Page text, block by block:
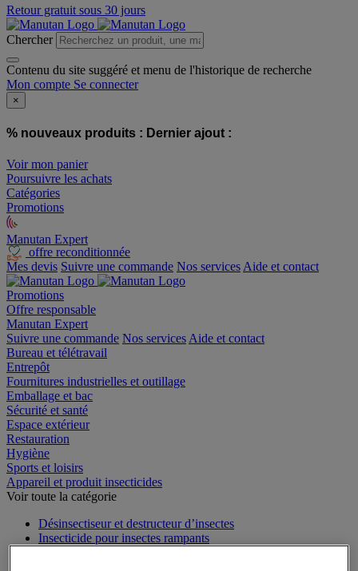
Retour gratuit sous 30 jours
Chercher
Contenu du site suggéré et menu de l'historique de recherche
Mon compte Se connecter
×
% nouveaux produits : Dernier ajout :
Voir mon panier
Poursuivre les achats
Catégories
Promotions
Manutan Expert
offre reconditionnée
Mes devis Suivre une commande Nos services Aide et contact
Promotions
Offre responsable
Manutan Expert
Suivre une commande Nos services Aide et contact
Bureau et télétravail
Entrepôt
Fournitures industrielles et outillage
Emballage et bac
Sécurité et santé
Espace extérieur
Restauration
Hygiène
Sports et loisirs
Appareil et produit insecticides
Voir toute la catégorie
Désinsectiseur et destructeur d’insectes
Insecticide pour insectes rampants